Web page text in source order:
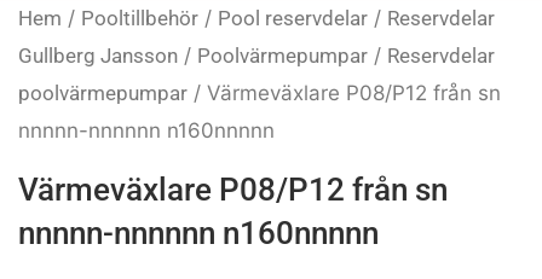
Hem / Pooltillbehör / Pool reservdelar / Reservdelar
Gullberg Jansson / Poolvärmepumpar / Reservdelar
poolvärmepumpar / Värmeväxlare P08/P12 från sn
nnnnn-nnnnnn n160nnnnn
Värmeväxlare P08/P12 från sn
nnnnn-nnnnnn n160nnnnn